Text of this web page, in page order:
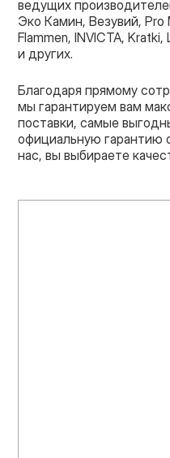
ведущих
Эко Камин, Везувий, Pro
Flammen, INVICTA,
и других.
Благодаря прямому
мы гарантируем вам
поставки, самые
официальную гарантию
нас, вы выбираете